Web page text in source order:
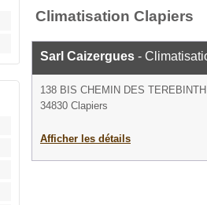
Climatisation Clapiers
Sarl Caizergues -
138 BIS CHEMIN DES
34830 Clapiers
Afficher les détails